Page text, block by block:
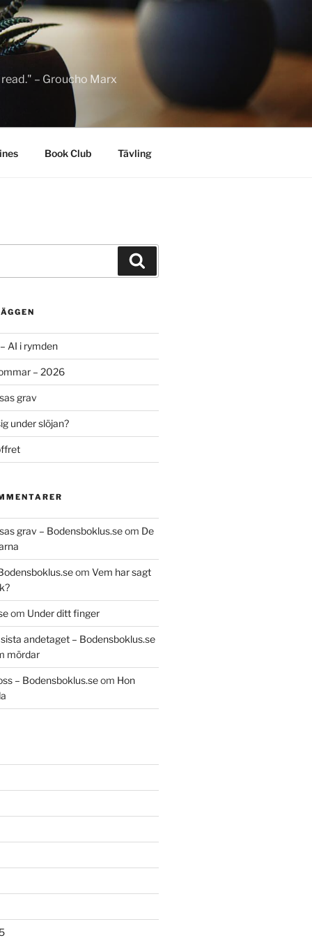
– Groucho Marx
Book Club Tävling
AI i rymden
– 2026
grav
under slöjan?
grav – Bodensboklus.seom De
om Vem har sagt
om Under ditt finger
andetaget – Bodensboklus.se
mördar
– Bodensboklus.seom Hon